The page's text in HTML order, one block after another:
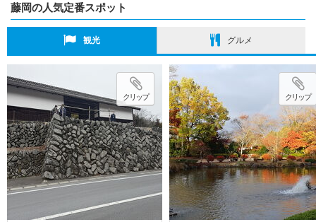
藤岡の人気定番スポット
観光 グルメ
クリップ クリップ